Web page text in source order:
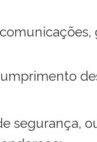
segurança,